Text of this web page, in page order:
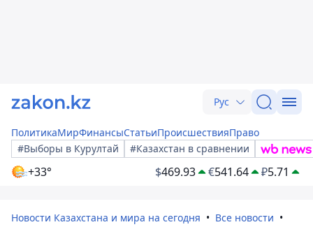
Рус
ПолитикаМирФинансыСтатьиПроисшествияПраво
#Выборы в Курултай
#Казахстан в сравнении
+33° $469.93 €541.64 ₽5.71
Новости Казахстана и мира на сегодня
Все новости